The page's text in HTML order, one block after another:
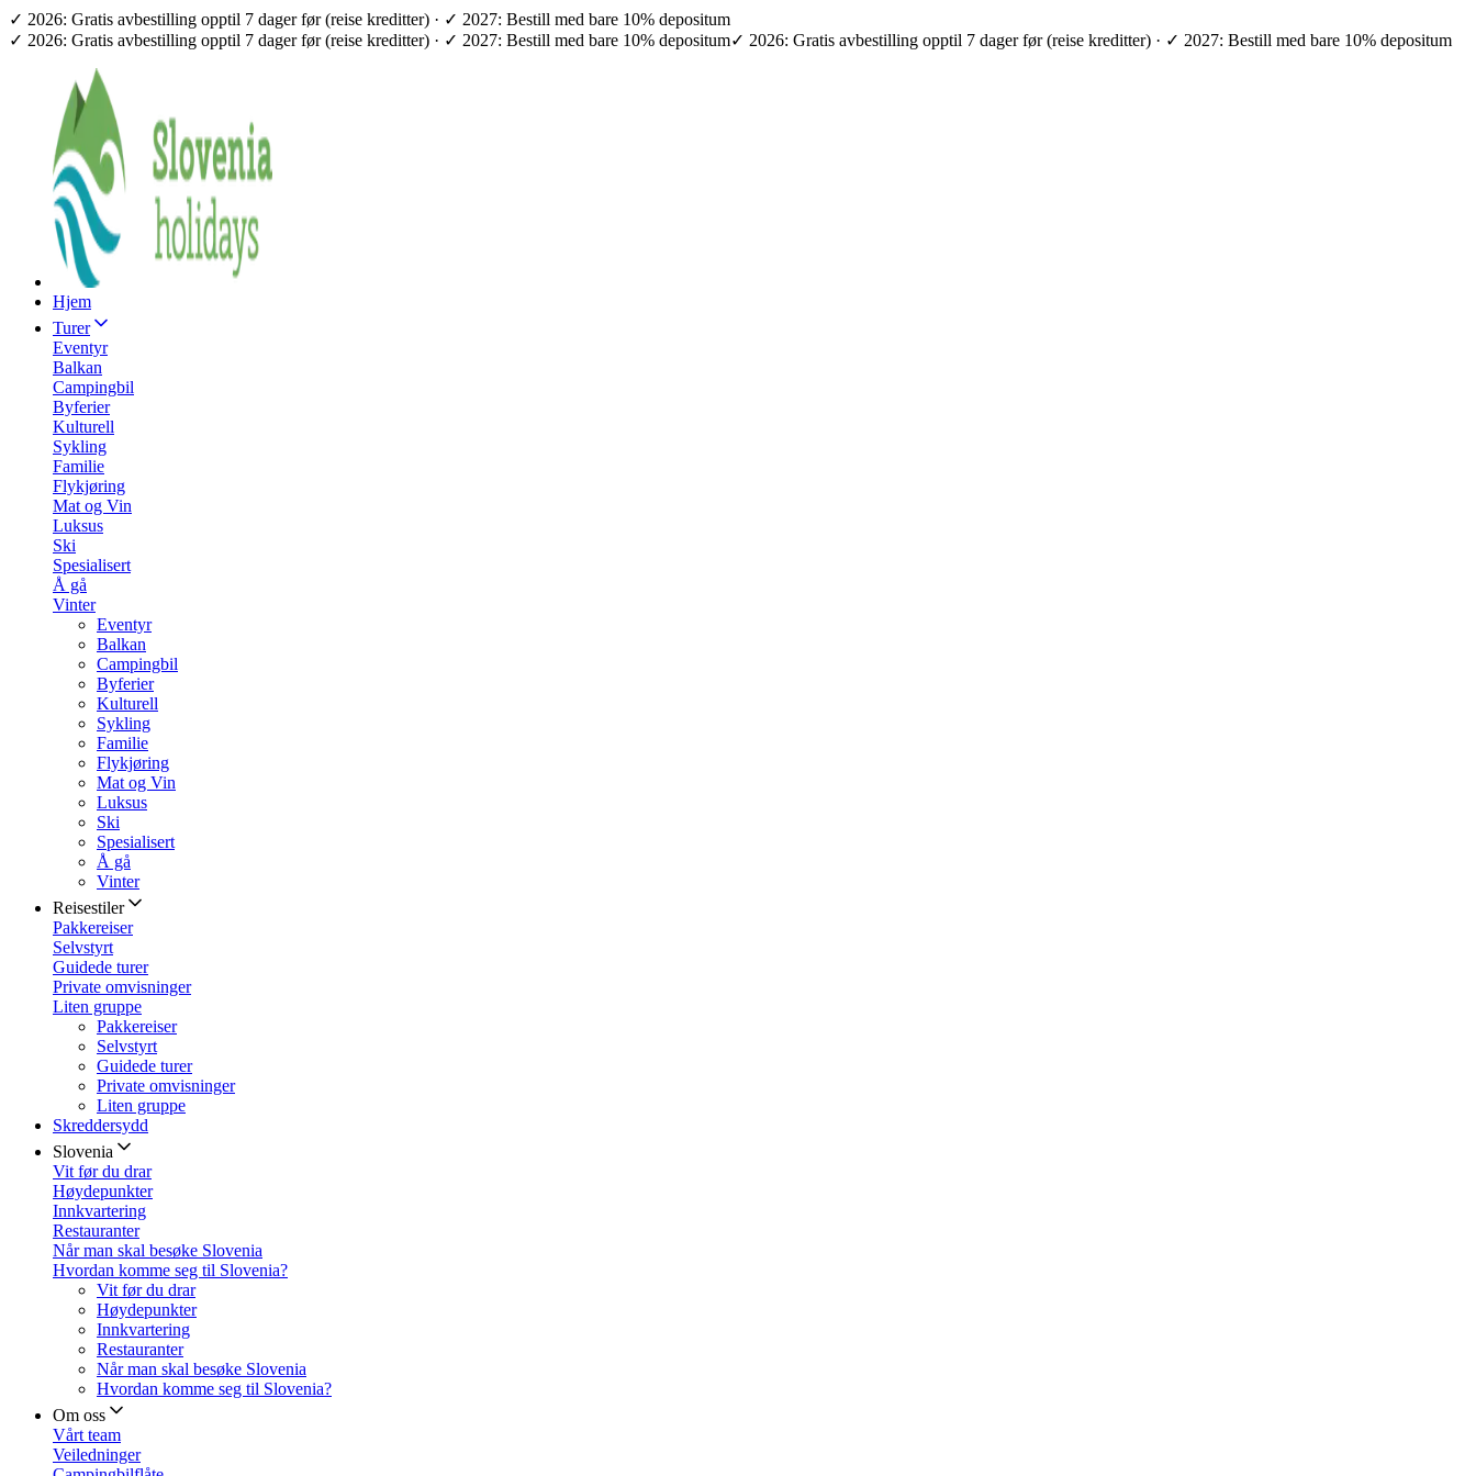
✓ 2026: Gratis avbestilling opptil 7 dager før (reise kreditter) · ✓ 2027: Bestill med bare 10% depositum
✓ 2026: Gratis avbestilling opptil 7 dager før (reise kreditter) · ✓ 2027: Bestill med bare 10% depositum✓ 2026: Gratis avbestilling opptil 7 dager før (reise kreditter) · ✓ 2027: Bestill med bare 10% depositum
Hjem
Turer
Eventyr
Balkan
Campingbil
Byferier
Kulturell
Sykling
Familie
Flykjøring
Mat og Vin
Luksus
Ski
Spesialisert
Å gå
Vinter
Eventyr
Balkan
Campingbil
Byferier
Kulturell
Sykling
Familie
Flykjøring
Mat og Vin
Luksus
Ski
Spesialisert
Å gå
Vinter
Reisestiler
Pakkereiser
Selvstyrt
Guidede turer
Private omvisninger
Liten gruppe
Pakkereiser
Selvstyrt
Guidede turer
Private omvisninger
Liten gruppe
Skreddersydd
Slovenia
Vit før du drar
Høydepunkter
Innkvartering
Restauranter
Når man skal besøke Slovenia
Hvordan komme seg til Slovenia?
Vit før du drar
Høydepunkter
Innkvartering
Restauranter
Når man skal besøke Slovenia
Hvordan komme seg til Slovenia?
Om oss
Vårt team
Veiledninger